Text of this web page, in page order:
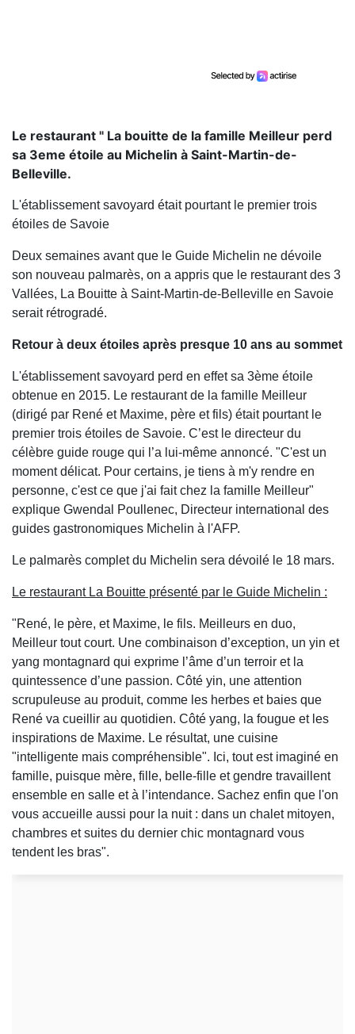
Le restaurant " La bouitte de la famille Meilleur perd
sa 3eme étoile au Michelin à Saint-Martin-de-
Belleville.
L'établissement savoyard était pourtant le premier trois
étoiles de Savoie
Deux semaines avant que le Guide Michelin ne dévoile
son nouveau palmarès, on a appris que le restaurant des 3
Vallées, La Bouitte à Saint-Martin-de-Belleville en Savoie
serait rétrogradé.
Retour à deux étoiles après presque 10 ans au sommet
L'établissement savoyard perd en effet sa 3ème étoile
obtenue en 2015. Le restaurant de la famille Meilleur
(dirigé par René et Maxime, père et fils) était pourtant le
premier trois étoiles de Savoie. C’est le directeur du
célèbre guide rouge qui l’a lui-même annoncé. "C'est un
moment délicat. Pour certains, je tiens à m'y rendre en
personne, c'est ce que j'ai fait chez la famille Meilleur"
explique Gwendal Poullenec, Directeur international des
guides gastronomiques Michelin à l'AFP.
Le palmarès complet du Michelin sera dévoilé le 18 mars.
Le restaurant La Bouitte présenté par le Guide Michelin :
"René, le père, et Maxime, le fils. Meilleurs en duo,
Meilleur tout court. Une combinaison d’exception, un yin et
yang montagnard qui exprime l’âme d’un terroir et la
quintessence d’une passion. Côté yin, une attention
scrupuleuse au produit, comme les herbes et baies que
René va cueillir au quotidien. Côté yang, la fougue et les
inspirations de Maxime. Le résultat, une cuisine
"intelligente mais compréhensible". Ici, tout est imaginé en
famille, puisque mère, fille, belle-fille et gendre travaillent
ensemble en salle et à l’intendance. Sachez enfin que l'on
vous accueille aussi pour la nuit : dans un chalet mitoyen,
chambres et suites du dernier chic montagnard vous
tendent les bras".